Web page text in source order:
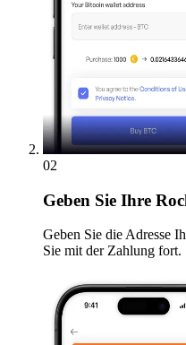
02
Geben Sie Ihre
Geben Sie die Adresse
Sie mit der Zahlung fort.